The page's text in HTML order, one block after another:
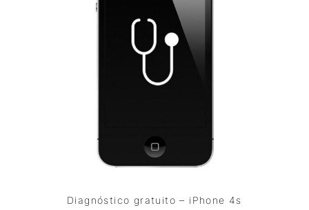
Diagnóstico gratuito – iPhone 4s